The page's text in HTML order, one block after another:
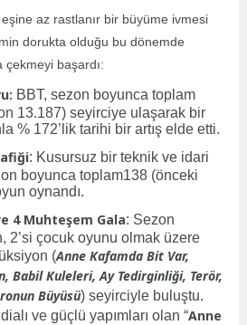
az rastlanır bir büyüme ivmesi
dorukta olduğu bu dönemde
başardı:
BBT, sezon boyunca toplam
13.187) seyirciye ulaşarak bir
% 172’lik tarihi bir artış elde etti.
: Kusursuz bir teknik ve idari
boyunca toplam138 (önceki
oynandı.
4 Muhteşem Gala: Sezon
2’si çocuk oyunu olmak üzere
(Anne Kafamda Bit Var,
Babil Kuleleri, Ay Tedirginliği, Terör,
Büyüsü) seyirciyle buluştu.
ve güçlü yapımları olan “Anne